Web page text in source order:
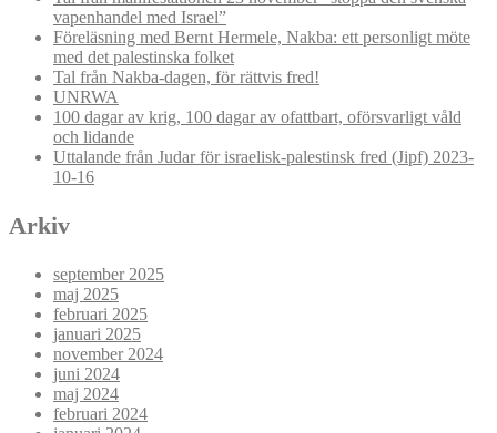
vapenhandel med Israel”
Föreläsning med Bernt Hermele, Nakba: ett personligt möte
med det palestinska folket
Tal från Nakba-dagen, för rättvis fred!
UNRWA
100 dagar av krig, 100 dagar av ofattbart, oförsvarligt våld
och lidande
Uttalande från Judar för israelisk-palestinsk fred (Jipf) 2023-
10-16
Arkiv
september 2025
maj 2025
februari 2025
januari 2025
november 2024
juni 2024
maj 2024
februari 2024